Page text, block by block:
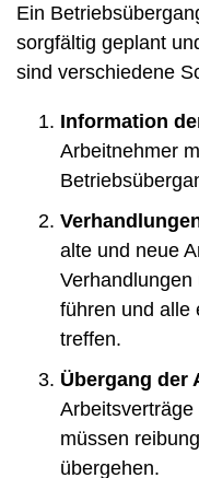
Ein
sorgfältig geplant
sind verschiedene
Information
Arbeitnehmer
alte und neue
führen und alle
treffen.
Übergang der
müssen
übergehen.